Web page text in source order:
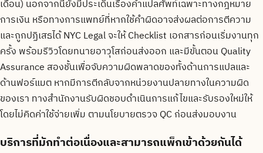
เดือน) นอกจากนี้ยังมีประเด็นเรื่องคำแปลศัพท์เฉพาะทางกฎหมาย
การเงิน หรือทางการแพทย์ที่หากใช้คำผิดอาจส่งผลต่อการตีความ
และถูกปฏิเสธได้ NYC Legal จะให้ Checklist เอกสารก่อนเริ่มงานทุก
ครั้ง พร้อมรีวิวโดยทนายอาวุโสก่อนส่งออก และมีขั้นตอน Quality
Assurance สองชั้นเพื่อจับความผิดพลาดของทั้งด้านการแปลและ
ด้านฟอร์แมต หากมีการตีกลับจากหน่วยงานปลายทางในความผิด
ของเรา ทางสำนักงานรับผิดชอบดำเนินการแก้ไขและรับรองใหม่ให้
โดยไม่คิดค่าใช้จ่ายเพิ่ม ตามนโยบายตรวจ QC ก่อนส่งมอบงาน
บริการที่มักทำต่อเนื่องและสามารถแพ็กเข้าด้วยกันได้